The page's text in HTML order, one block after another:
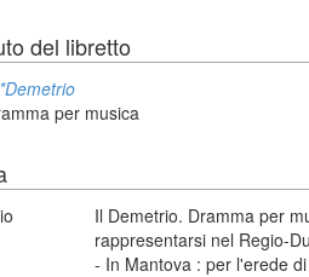
del libretto
per musica
Il Demetrio. Dramma per
rappresentarsi nel Regio-
- In Mantova : per l'erede